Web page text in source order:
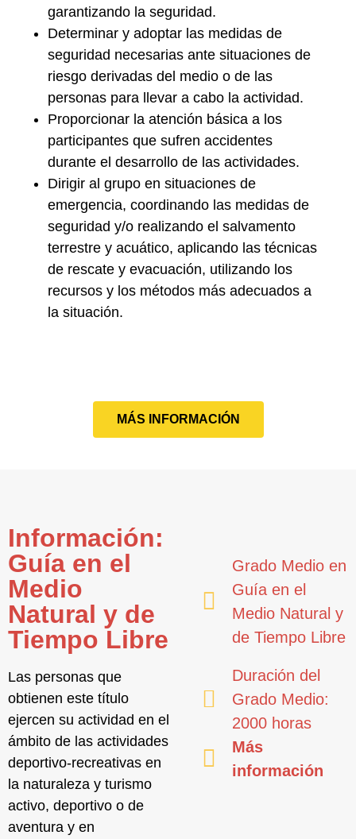
garantizando la seguridad.
Determinar y adoptar las medidas de
seguridad necesarias ante situaciones de
riesgo derivadas del medio o de las
personas para llevar a cabo la actividad.
Proporcionar la atención básica a los
participantes que sufren accidentes
durante el desarrollo de las actividades.
Dirigir al grupo en situaciones de
emergencia, coordinando las medidas de
seguridad y/o realizando el salvamento
terrestre y acuático, aplicando las técnicas
de rescate y evacuación, utilizando los
recursos y los métodos más adecuados a
la situación.
MÁS INFORMACIÓN
Información:
Guía en el
Medio
Natural y de
Tiempo Libre
Las personas que
obtienen este título
ejercen su actividad en el
ámbito de las actividades
deportivo-recreativas en
la naturaleza y turismo
activo, deportivo o de
aventura y en
Grado Medio en
Guía en el
Medio Natural y
de Tiempo Libre
Duración del
Grado Medio:
2000 horas
Más
información